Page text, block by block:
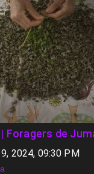
Foragers de
2024, 09:30 PM